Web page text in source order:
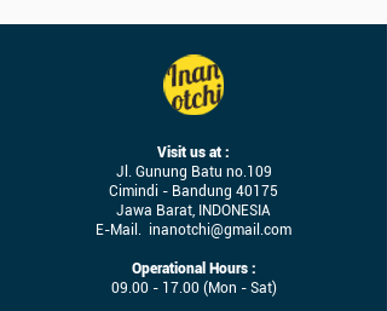
Visit us at :
Jl. Gunung Batu no.109
Cimindi - Bandung 40175
Jawa Barat, INDONESIA
E-Mail. inanotchi@gmail.com
Operational Hours :
09.00 - 17.00 (Mon - Sat)